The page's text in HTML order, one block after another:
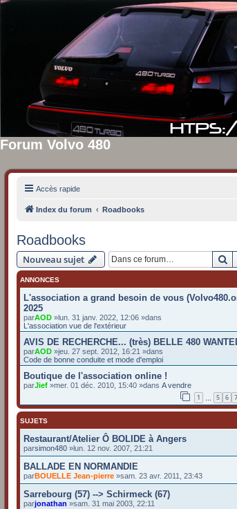
Forum Volvo 480
Accès rapide
Index du forum Roadbooks
Roadbooks
Nouveau sujet
ANNONCES
L'association a grand besoin de vous
2025
parAOD »lun. 31 janv. 2022, 12:06 »dans
L'association vue de l'extérieur
AVIS DE RECHERCHE... (très) BELLE 480
parAOD »jeu. 27 sept. 2012, 16:21 »dans
Code de bonne conduite et mode d'emploi
Boutique de l'association online !
parJief »mer. 01 déc. 2010, 15:40 »dans A vendre
1 … 5 6 7
SUJETS
Restaurant/Atelier Ô BOLIDE à Angers
parsimon480 »lun. 12 nov. 2007, 21:21
BALLADE EN NORMANDIE
parBOUELLE Jean-pierre »sam. 23 avr. 2011, 23:43
Sarrebourg (57) --> Schirmeck (67)
parjonathan »sam. 31 mai 2003, 22:11